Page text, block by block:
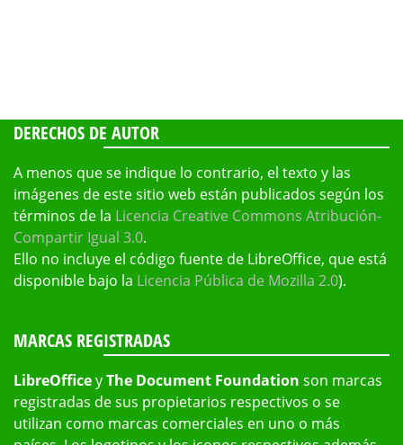
DERECHOS DE AUTOR
A menos que se indique lo contrario, el texto y las
imágenes de este sitio web están publicados según los
términos de la Licencia Creative Commons Atribución-
Compartir Igual 3.0.
Ello no incluye el código fuente de LibreOffice, que está
disponible bajo la Licencia Pública de Mozilla 2.0).
MARCAS REGISTRADAS
LibreOfficeyThe Document Foundation son marcas
registradas de sus propietarios respectivos o se
utilizan como marcas comerciales en uno o más